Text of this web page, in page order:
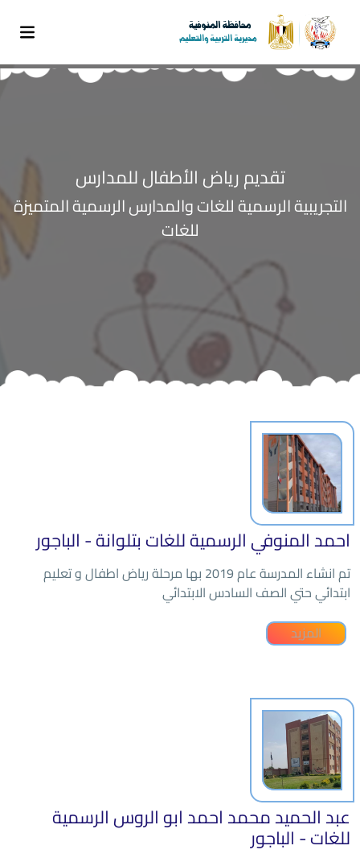
تقديم رياض الأطفال للمدارس
التجريبية الرسمية للغات والمدارس الرسمية المتميزة
للغات
احمد المنوفي الرسمية للغات بتلوانة - الباجور
تم انشاء المدرسة عام 2019 بها مرحلة رياض اطفال و تعليم
ابتدائي حتي الصف السادس الابتدائي
المزيد
عبد الحميد محمد احمد ابو الروس الرسمية
للغات - الباجور